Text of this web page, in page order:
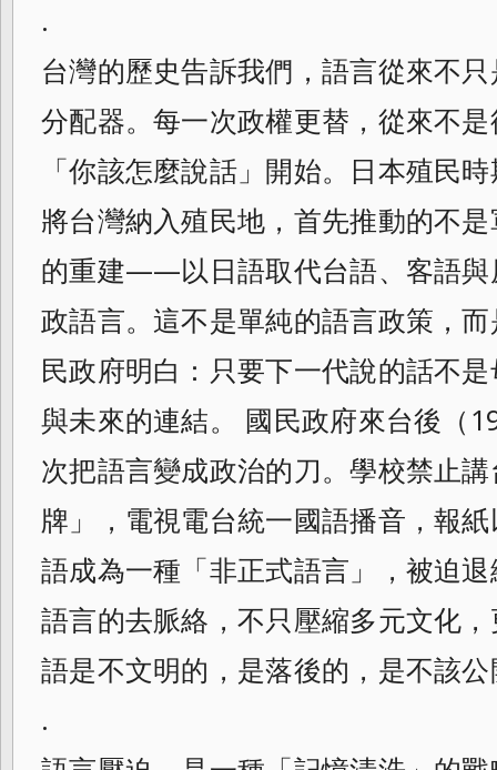
.
台灣的歷史告訴我們，語言從來不
分配器。每一次政權更替，從來不
「你該怎麼說話」開始。日本殖民
將台灣納入殖民地，首先推動的不
的重建——以日語取代台語、客語與
政語言。這不是單純的語言政策，
民政府明白：只要下一代說的話不
與未來的連結。 國民政府來台後（
次把語言變成政治的刀。學校禁止
牌」，電視電台統一國語播音，報
語成為一種「非正式語言」，被迫
語言的去脈絡，不只壓縮多元文化
語是不文明的，是落後的，是不該
.